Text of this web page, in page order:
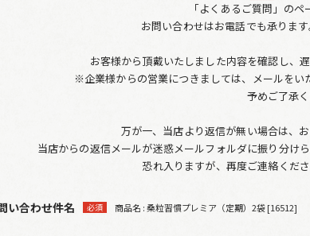
「よくあるご質問」のペ
お問い合わせはお電話でも承りま
お客様から頂戴いたしました内容を確認し、
※企業様からの営業につきましては、メールをい
予めご了承く
万が一、当店より返信が無い場合は、
当店からの返信メールが迷惑メールフォルダに振り分け
恐れ入りますが、再度ご連絡くだ
い合わせ件名 必須 商品名 : 桑粒習慣プレミア（定期）2袋 [16512]